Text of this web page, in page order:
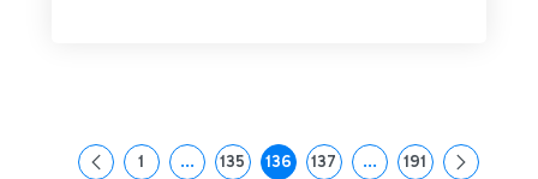
Pagina
1 ...Pagine intermedie Use TAB to navigate.
Pagina
135 Pagina
136 Pagina
137 ...Pagine intermedie
Pagina
191